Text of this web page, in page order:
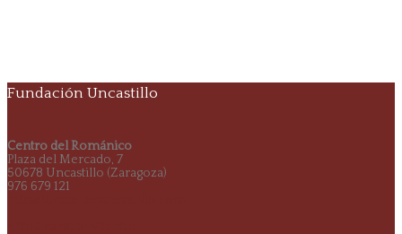
Fundación Uncastillo
Centro del Románico
Plaza del Mercado, 7
50678 Uncastillo (Zaragoza)
976 679 121